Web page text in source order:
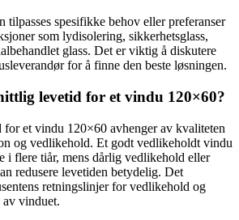
tilpasses spesifikke behov eller preferanser
som lydisolering, sikkerhetsglass,
glass. Det er viktig å diskutere
for å finne den beste løsningen.
levetid for et vindu 120×60?
et vindu 120×60 avhenger av kvaliteten
og vedlikehold. Et godt vedlikeholdt vindu
i flere tiår, mens dårlig vedlikehold eller
redusere levetiden betydelig. Det
retningslinjer for vedlikehold og
av vinduet.